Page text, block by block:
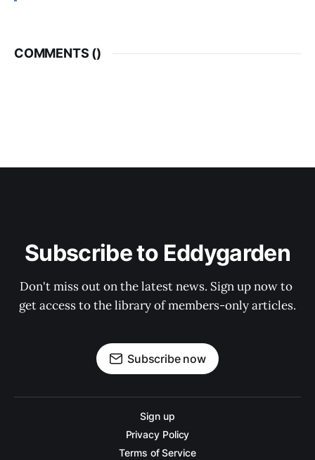
COMMENTS ()
Subscribe to Eddygarden
Don't miss out on the latest news. Sign up now to
get access to the library of members-only articles.
Subscribe now
Sign up
Privacy Policy
Terms of Service